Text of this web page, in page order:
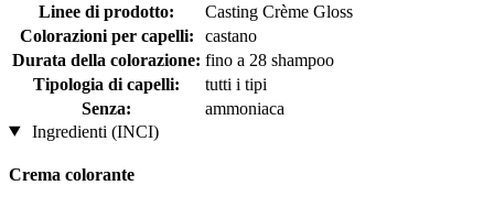
Linee di prodotto:
Casting Crème Gloss
Colorazioni per capelli:
castano
Durata della colorazione: fino a 28 shampoo
Tipologia di capelli:
tutti i tipi
Senza:
ammoniaca
Ingredienti (INCI)
Crema colorante